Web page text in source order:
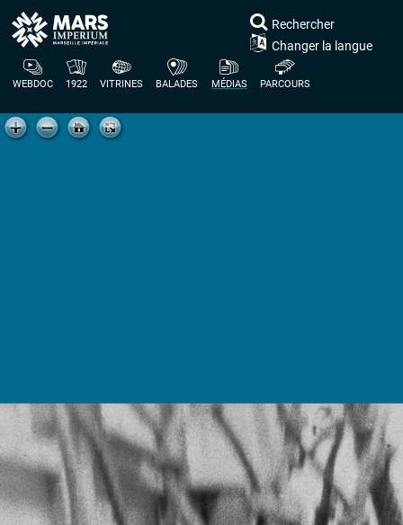
WEBDOC 1922 VITRINES BALADES MÉDIAS PARCOURS
Rechercher
Changer la langue